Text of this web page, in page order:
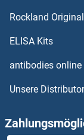
CADPS Antikörper
CADPS2
CALB1
CALCB
Rockland
ELISA Kits
antibodies
Unsere